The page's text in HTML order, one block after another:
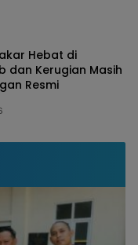
Hebat di
dan Kerugian Masih
Resmi